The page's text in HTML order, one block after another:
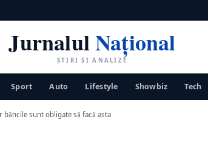
JurnalulNațional
ȘTIRI ȘI ANALIZE
Sport Auto Lifestyle Showbiz Tech
băncile sunt obligate să facă asta